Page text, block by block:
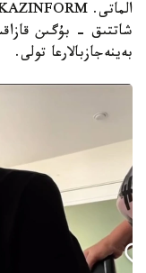
شاتتىق - بۇگىن
بەينەجازبالارعا تولى.